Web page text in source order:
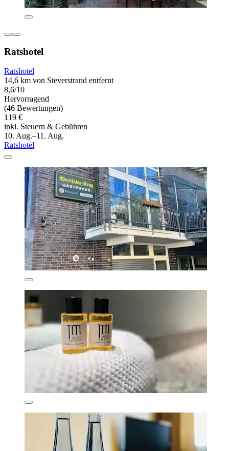
Ratshotel
Ratshotel
14,6 km von Steverstrand entfernt
8,6/10
Hervorragend
(46 Bewertungen)
119 €
inkl. Steuern & Gebühren
10. Aug.–11. Aug.
Ratshotel